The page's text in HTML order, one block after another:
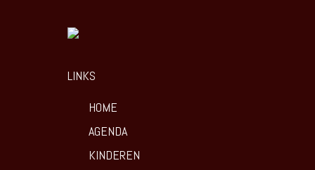
LINKS
HOME
AGENDA
KINDEREN